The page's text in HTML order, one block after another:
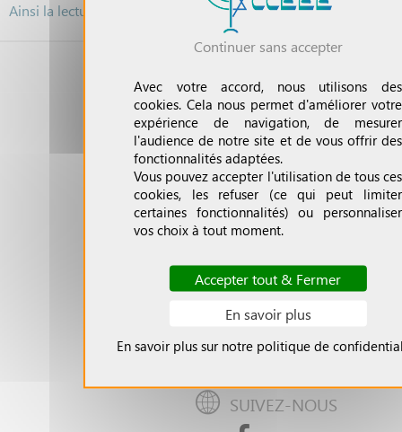
Avec votre accord, nous utilisons des
cookies. Cela nous permet d'améliorer votre
expérience de navigation, de mesurer
l'audience de notre site et de vous offrir des
fonctionnalités adaptées.
Vous pouvez accepter l'utilisation de tous ces
cookies, les refuser (ce qui peut limiter
certaines fonctionnalités) ou personnaliser
vos choix à tout moment.
Accepter tout & Fermer
Continuer sans accepter
En savoir plus
En savoir plus sur notre politique de
Ainsi la lecture et l'étude de la Torah ne sont jamais
A PROPOS DU CCEEE
» Qui sommes-nous ?
» Contactez-nous
» Politique de confidentialité
» Politique d'utilisation des Cookies
MON COMPTE
Débloquer l'entête
» Se connecter
SUIVEZ-NOUS